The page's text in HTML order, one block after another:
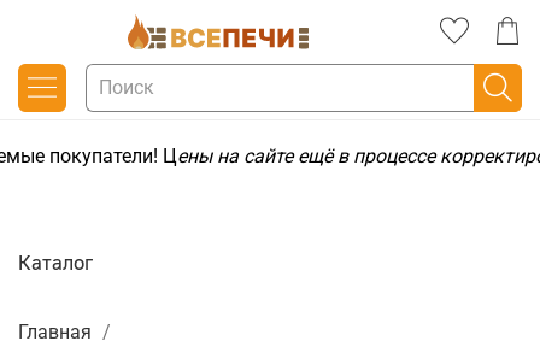
покупатели! Цены на сайте ещё в процессе
Главная
Каталог